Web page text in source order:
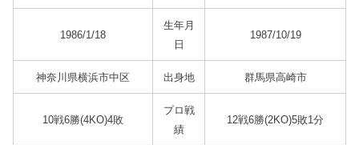
1986/1/18
生年月
日
1987/10/19
神奈川県横浜市中区 出身地 群馬県高崎市
10戦6勝(4KO)4敗
プロ戦
績
12戦6勝(2KO)5敗1分